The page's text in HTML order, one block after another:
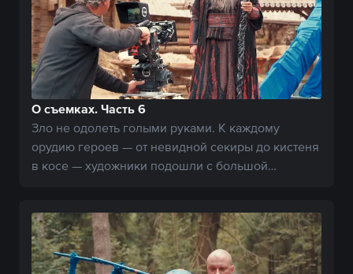
О съемках. Часть 6
Зло не одолеть голыми руками. К каждому
орудию героев — от невидной секиры до кистеня
в косе — художники подошли с большой